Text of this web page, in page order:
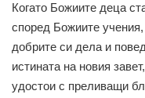
Когато Божиите деца
според Божиите
добрите си дела и
истината на новия
удостои с преливащи